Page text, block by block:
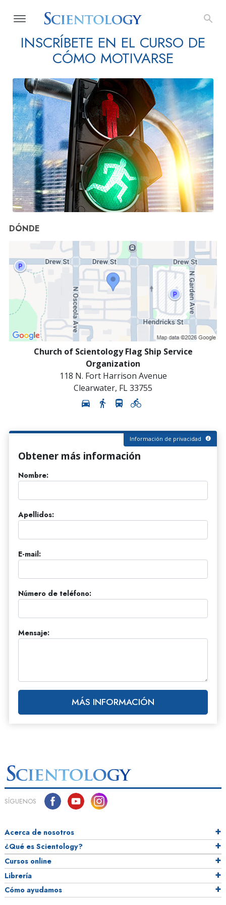
INSCRÍBETE EN EL CURSO DE
CÓMO MOTIVARSE
DÓNDE
Church of Scientology Flag Ship Service
Organization
118 N. Fort Harrison Avenue
Clearwater, FL33755
Información de privacidad
Obtener más información
Nombre:
Apellidos:
E-mail:
Número de teléfono:
Mensaje:
MÁS INFORMACIÓN
SÍGUENOS
Acerca de nosotros
¿Qué es Scientology?
Cursos online
Librería
Cómo ayudamos